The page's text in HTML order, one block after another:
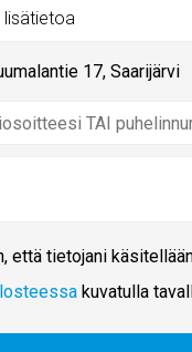
lisätietoa
17, Saarijärvi
että tietojani
kuvatulla